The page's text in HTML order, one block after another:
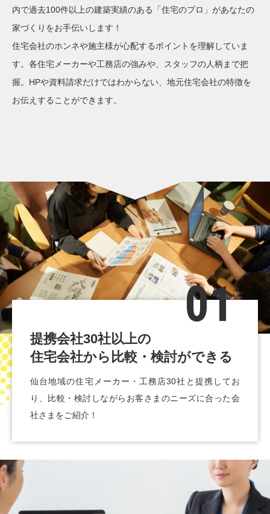
内で過去100件以上の建築実績のある「住宅のプロ」があなたの
家づくりをお手伝いします！
住宅会社のホンネや施主様が心配するポイントを理解していま
す。各住宅メーカーや工務店の強みや、スタッフの人柄まで把
握。HPや資料請求だけではわからない、地元住宅会社の特徴を
お伝えすることができます。
01
提携会社30社以上の
住宅会社から比較・検討ができる
仙台地域の住宅メーカー・工務店30社と提携してお
り、比較・検討しながらお客さまのニーズに合った会
社さまをご紹介！